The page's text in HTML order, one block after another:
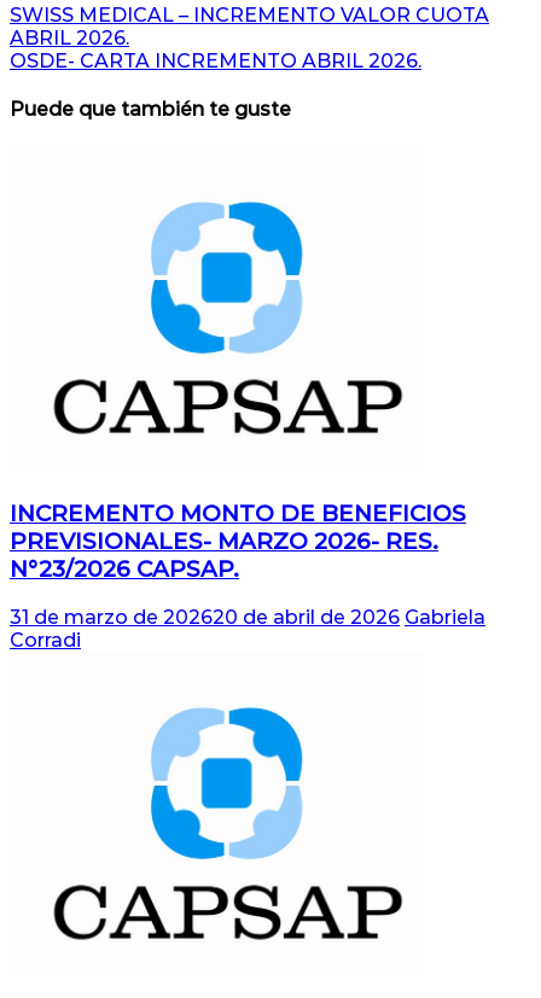
Navegación
de
SWISS MEDICAL – INCREMENTO VALOR CUOTA
ABRIL 2026.
OSDE- CARTA INCREMENTO ABRIL 2026.
Puede que también te guste
INCREMENTO MONTO DE BENEFICIOS
PREVISIONALES- MARZO 2026- RES.
N°23/2026 CAPSAP.
31 de marzo de 202620 de abril de 2026 Gabriela
Corradi